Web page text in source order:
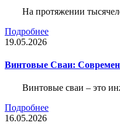
На протяжении
Подробнее
19.05.2026
Винтовые Сваи:
Винтовые сваи – это
Подробнее
16.05.2026